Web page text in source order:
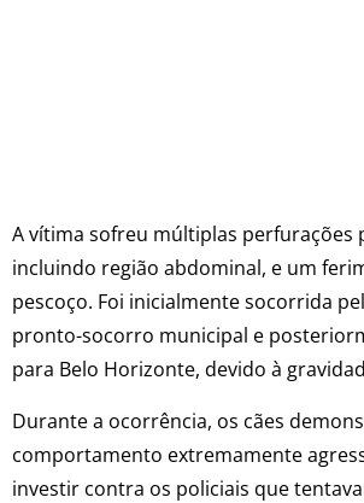
A vítima sofreu múltiplas perfurações
incluindo região abdominal, e um
pescoço. Foi inicialmente socorrida
pronto-socorro municipal e
para Belo Horizonte, devido à
Durante a ocorrência, os cães
comportamento extremamente
investir contra os policiais que